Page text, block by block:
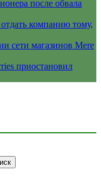
после обвала
компанию тому,
сети магазинов Mere
приостановил